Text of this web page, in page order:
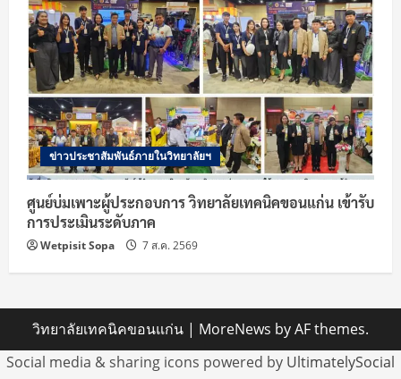
ข่าวประชาสัมพันธ์ภายในวิทยาลัยฯ
ศูนย์บ่มเพาะผู้ประกอบการ วิทยาลัยเทคนิคขอนแก่น เข้ารับ
การประเมินระดับภาค
Wetpisit Sopa 7 ส.ค. 2569
วิทยาลัยเทคนิคขอนแก่น | MoreNews by AF themes.
Social media & sharing icons powered by UltimatelySocial